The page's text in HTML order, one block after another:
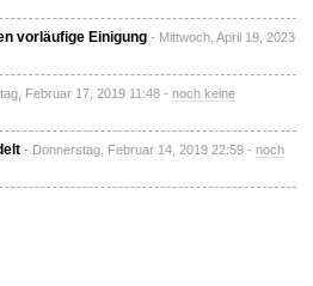
vorläufige Einigung - Mittwoch, April 19, 2023
Februar 17, 2019 11:48 - noch keine
- Donnerstag, Februar 14, 2019 22:59 - noch